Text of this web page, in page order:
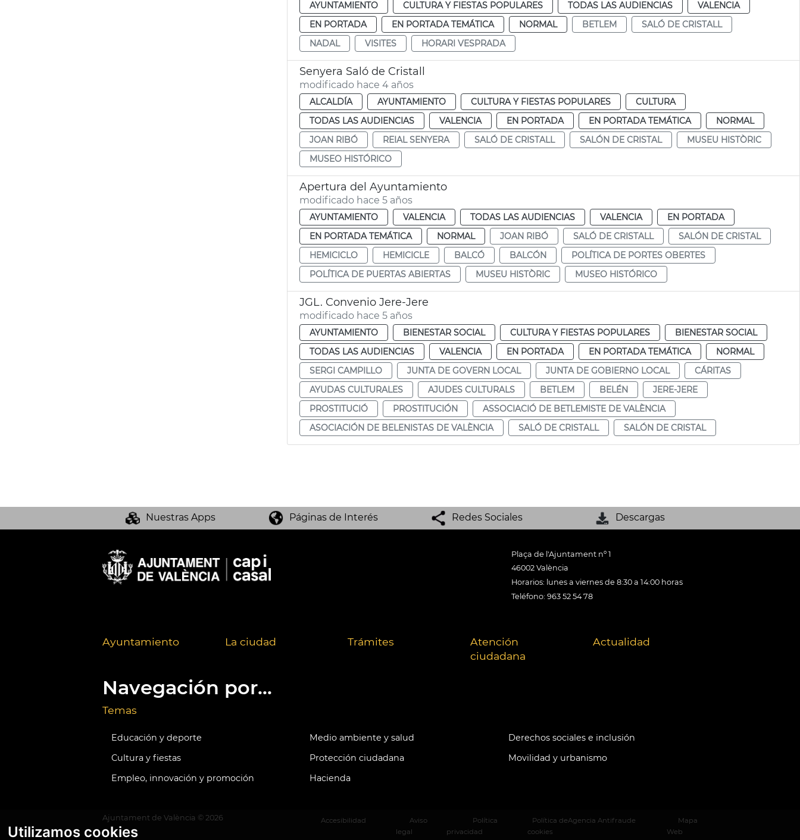
Utilizamos cookies
AYUNTAMIENTO CULTURA Y FIESTAS POPULARES TODAS LAS AUDIENCIAS
VALENCIA
EN PORTADA
EN PORTADA TEMÁTICA NORMAL BETLEM
SALÓ DE CRISTALL
NADAL
VISITES HORARI VESPRADA
Senyera Saló de Cristall
modificado hace 4 años
ALCALDÍA AYUNTAMIENTO CULTURA Y FIESTAS POPULARES
CULTURA
TODAS LAS AUDIENCIAS
VALENCIA EN PORTADA EN PORTADA TEMÁTICA
NORMAL
JOAN RIBÓ
REIAL SENYERA SALÓ DE CRISTALL SALÓN DE CRISTAL
MUSEU HISTÒRIC
MUSEO HISTÓRICO
Apertura del Ayuntamiento
modificado hace 5 años
AYUNTAMIENTO VALENCIA TODAS LAS AUDIENCIAS VALENCIA
EN PORTADA
EN PORTADA TEMÁTICA
NORMAL JOAN RIBÓ SALÓ DE CRISTALL
SALÓN DE CRISTAL
HEMICICLO
HEMICICLE BALCÓ BALCÓN
POLÍTICA DE PORTES OBERTES
POLÍTICA DE PUERTAS ABIERTAS
MUSEU HISTÒRIC MUSEO HISTÓRICO
JGL. Convenio Jere-Jere
modificado hace 5 años
AYUNTAMIENTO BIENESTAR SOCIAL CULTURA Y FIESTAS POPULARES
BIENESTAR SOCIAL
TODAS LAS AUDIENCIAS
VALENCIA EN PORTADA EN PORTADA TEMÁTICA
NORMAL
SERGI CAMPILLO
JUNTA DE GOVERN LOCAL JUNTA DE GOBIERNO LOCAL
CÁRITAS
AYUDAS CULTURALES
AJUDES CULTURALS BETLEM BELÉN
JERE-JERE
PROSTITUCIÓ
PROSTITUCIÓN
ASSOCIACIÓ DE BETLEMISTE DE VALÈNCIA
ASOCIACIÓN DE BELENISTAS DE VALÈNCIA
SALÓ DE CRISTALL SALÓN DE CRISTAL
Nuestras Apps Páginas de Interés Redes Sociales Descargas
Plaça de l'Ajuntament nº 1
46002 València
Horarios: lunes a viernes de 8:30 a 14:00 horas
Teléfono: 963 52 54 78
Ayuntamiento La ciudad Trámites
Atención
ciudadana
Actualidad
Navegación por...
Temas
Educación y deporte Medio ambiente y salud
Derechos sociales e inclusión
Cultura y fiestas
Protección ciudadana
Movilidad y urbanismo
Empleo, innovación y promoción
Hacienda
Ajuntament de València © 2026 Accesibilidad
Aviso
legal
Política
privacidad
Política de
cookies
Agencia Antifraude
Mapa
Web